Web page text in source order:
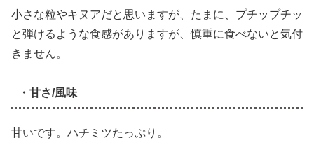
小さな粒やキヌアだと思いますが、たまに、プチップチッ
と弾けるような食感がありますが、慎重に食べないと気付
きません。
・甘さ/風味
甘いです。ハチミツたっぷり。